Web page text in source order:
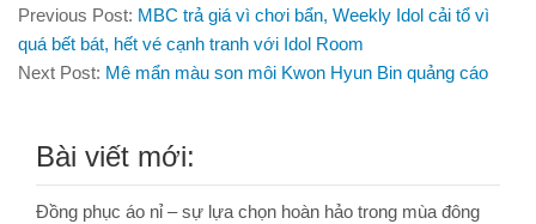
Previous Post: MBC trả giá vì chơi bẩn, Weekly Idol cải tổ vì
quá bết bát, hết vé cạnh tranh với Idol Room
Next Post: Mê mẩn màu son môi Kwon Hyun Bin quảng cáo
Bài viết mới:
Đồng phục áo nỉ – sự lựa chọn hoàn hảo trong mùa đông